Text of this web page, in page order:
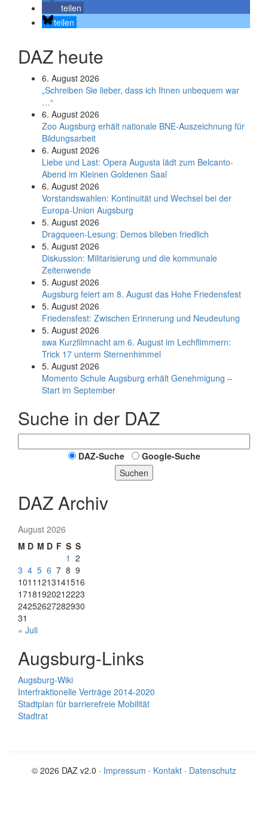
teilen
teilen
DAZ heute
6. August 2026
„Schreiben Sie lieber, dass ich Ihnen unbequem war
…“
6. August 2026
Zoo Augsburg erhält nationale BNE-Auszeichnung für
Bildungsarbeit
6. August 2026
Liebe und Last: Opera Augusta lädt zum Belcanto-
Abend im Kleinen Goldenen Saal
6. August 2026
Vorstandswahlen: Kontinuität und Wechsel bei der
Europa-Union Augsburg
5. August 2026
Dragqueen-Lesung: Demos blieben friedlich
5. August 2026
Diskussion: Mi­li­ta­ri­sie­rung und die kommunale
Zeitenwende
5. August 2026
Augsburg feiert am 8. August das Hohe Friedensfest
5. August 2026
Friedensfest: Zwischen Erinnerung und Neudeutung
5. August 2026
swa Kurz­film­nacht am 6. August im Lech­flim­mern:
Trick 17 unterm Sternen­himmel
5. August 2026
Momento Schule Augsburg erhält Genehmigung –
Start im September
Suche in der DAZ
DAZ-Suche
Google-Suche
Suchen
DAZ Archiv
August 2026
M D M D F S S
1 2
3 4 5 6 7 8 9
1011 1213141516
17181920212223
24252627282930
31
« Juli
Augsburg-Links
Augsburg-Wiki
Interfraktionelle Verträge 2014-2020
Stadtplan für barrierefreie Mobilität
Stadtrat
© 2026 DAZ v2.0 · Impressum · Kontakt · Datenschutz